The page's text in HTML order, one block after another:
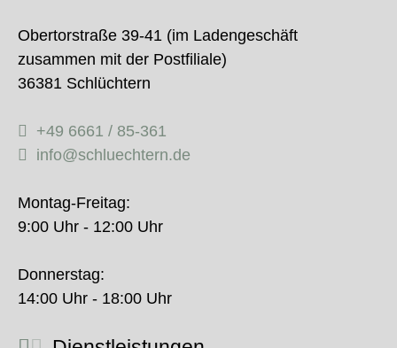
Obertorstraße 39-41 (im Ladengeschäft
zusammen mit der Postfiliale)
36381 Schlüchtern
+49 6661 / 85-361
info@schluechtern.de
Montag-Freitag:
9:00 Uhr - 12:00 Uhr
Donnerstag:
14:00 Uhr - 18:00 Uhr